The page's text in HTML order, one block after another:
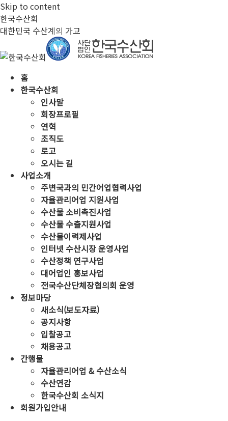
Skip to content
한국수산회
대한민국 수산계의 가교
홈
한국수산회
인사말
회장프로필
연혁
조직도
로고
오시는 길
사업소개
주변국과의 민간어업협력사업
자율관리어업 지원사업
수산물 소비촉진사업
수산물 수출지원사업
수산물이력제사업
인터넷 수산시장 운영사업
수산정책 연구사업
대어업인 홍보사업
전국수산단체장협의회 운영
정보마당
새소식(보도자료)
공지사항
입찰공고
채용공고
간행물
자율관리어업 & 수산소식
수산연감
한국수산회 소식지
회원가입안내